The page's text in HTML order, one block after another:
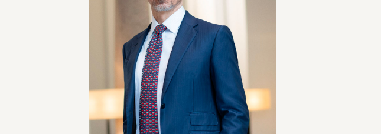
PARTNER
Massimo Antonini